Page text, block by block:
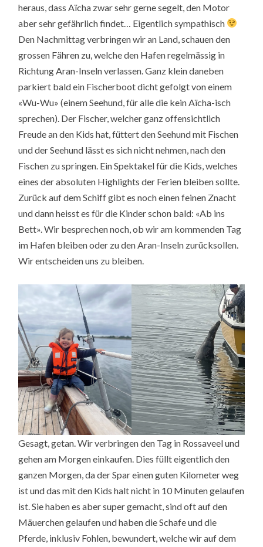
heraus, dass Aïcha zwar sehr gerne segelt, den Motor
aber sehr gefährlich findet… Eigentlich sympathisch
Den Nachmittag verbringen wir an Land, schauen den
grossen Fähren zu, welche den Hafen regelmässig in
Richtung Aran-Inseln verlassen. Ganz klein daneben
parkiert bald ein Fischerboot dicht gefolgt von einem
«Wu-Wu» (einem Seehund, für alle die kein Aïcha-isch
sprechen). Der Fischer, welcher ganz offensichtlich
Freude an den Kids hat, füttert den Seehund mit Fischen
und der Seehund lässt es sich nicht nehmen, nach den
Fischen zu springen. Ein Spektakel für die Kids, welches
eines der absoluten Highlights der Ferien bleiben sollte.
Zurück auf dem Schiff gibt es noch einen feinen Znacht
und dann heisst es für die Kinder schon bald: «Ab ins
Bett». Wir besprechen noch, ob wir am kommenden Tag
im Hafen bleiben oder zu den Aran-Inseln zurücksollen.
Wir entscheiden uns zu bleiben.
Gesagt, getan. Wir verbringen den Tag in Rossaveel und
gehen am Morgen einkaufen. Dies füllt eigentlich den
ganzen Morgen, da der Spar einen guten Kilometer weg
ist und das mit den Kids halt nicht in 10 Minuten gelaufen
ist. Sie haben es aber super gemacht, sind oft auf den
Mäuerchen gelaufen und haben die Schafe und die
Pferde, inklusiv Fohlen, bewundert, welche wir auf dem